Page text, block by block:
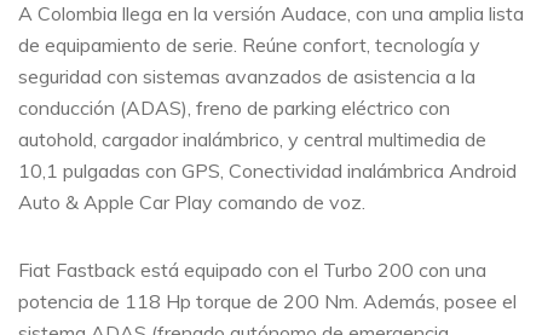
A Colombia llega en la versión Audace, con una amplia lista
de equipamiento de serie. Reúne confort, tecnología y
seguridad con sistemas avanzados de asistencia a la
conducción (ADAS), freno de parking eléctrico con
autohold, cargador inalámbrico, y central multimedia de
10,1 pulgadas con GPS, Conectividad inalámbrica Android
Auto & Apple Car Play comando de voz.
Fiat Fastback está equipado con el Turbo 200 con una
potencia de 118 Hp torque de 200 Nm. Además, posee el